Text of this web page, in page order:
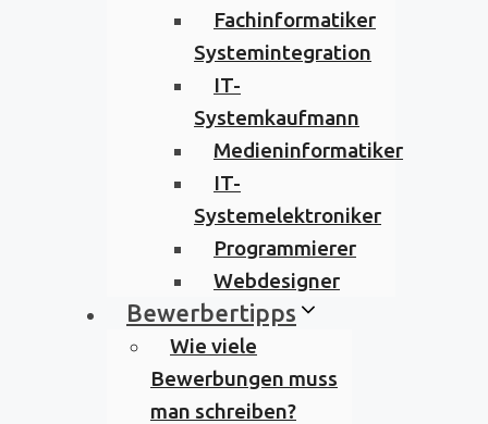
Fachinformatiker
Systemintegration
IT-
Systemkaufmann
Medieninformatiker
IT-
Systemelektroniker
Programmierer
Webdesigner
Bewerbertipps
Wie viele
Bewerbungen muss
man schreiben?